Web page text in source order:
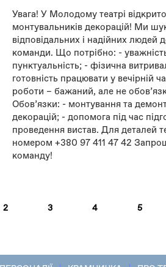
Увага! У Молодому театрі
монтувальників декорацій! Ми
відповідальних і надійних людей
команди. Що потрібно: -
пунктуальність; - фізична
готовність працювати у вечірній
роботи – бажаний, але не
Обовʼязки: - монтування та
декорацій; - допомога під час
проведення вистав. Для деталей
номером +380 97 411 47 42
команду!
2 3 4 5